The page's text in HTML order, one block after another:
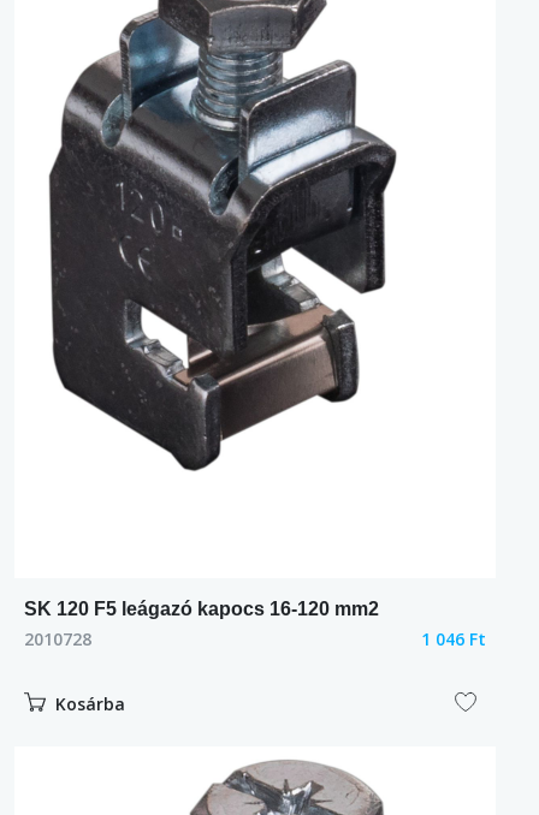
SK 120 F5 leágazó kapocs 16-120 mm2
2010728 1 046 Ft
Kosárba